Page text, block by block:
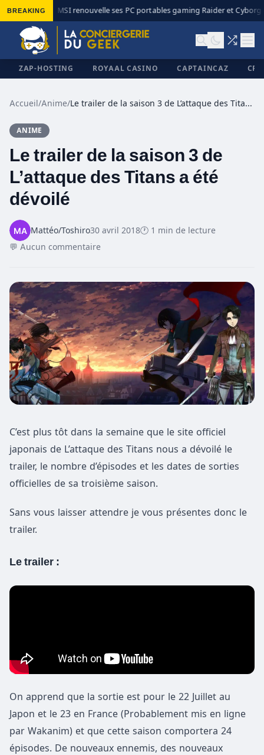
BREAKING MSI renouvelle ses PC portables gaming Raider et Cyborg
ZAP-HOSTING ROYAAL CASINO CAPTAINCAZ
Accueil/Anime/ Le trailer de la saison 3 de L’attaque des Titans a été dévoilé
ANIME
Le trailer de la saison 3 de
L’attaque des Titans a été
dévoilé
Mattéo/Toshiro30 avril 2018🕐 1 min de lecture
💬 Aucun commentaire
C’est plus tôt dans la semaine que le site officiel
japonais de L’attaque des Titans nous a dévoilé le
trailer, le nombre d’épisodes et les dates de sorties
officielles de sa troisième saison.
Sans vous laisser attendre je vous présentes donc le
trailer.
Le trailer :
On apprend que la sortie est pour le 22 Juillet au
Japon et le 23 en France (Probablement mis en ligne
par Wakanim) et que cette saison comportera 24
épisodes. De nouveaux ennemis, des nouveaux